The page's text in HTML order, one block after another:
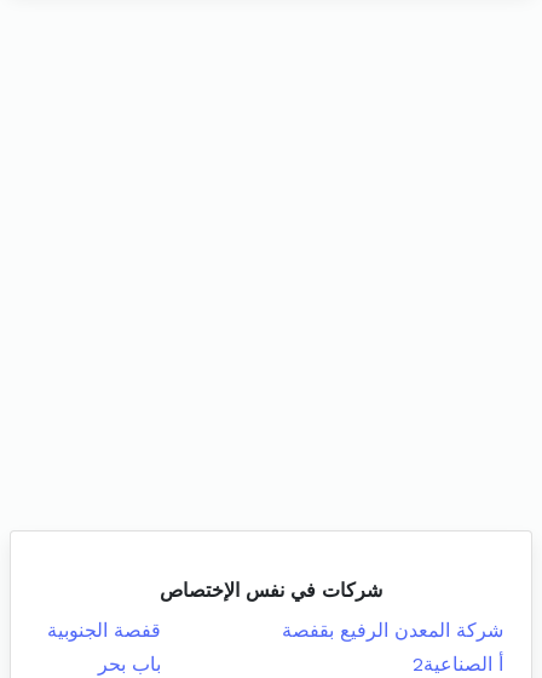
شركات في نفس الإختصاص
شركة المعدن الرفيع بقفصة
قفصة الجنوبية
أ الصناعية2
باب بحر